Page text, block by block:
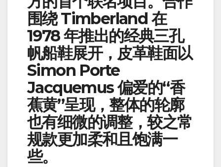
围绕 Timberland 在
1978 年推出的经典三孔
帆船鞋展开，皮革鞋面以
Simon Porte
Jacquemus 偏爱的“香
蕉黄”呈现，整体的轮廓
也有细微的调整，较之常
规款更加柔和且饱满一
些。